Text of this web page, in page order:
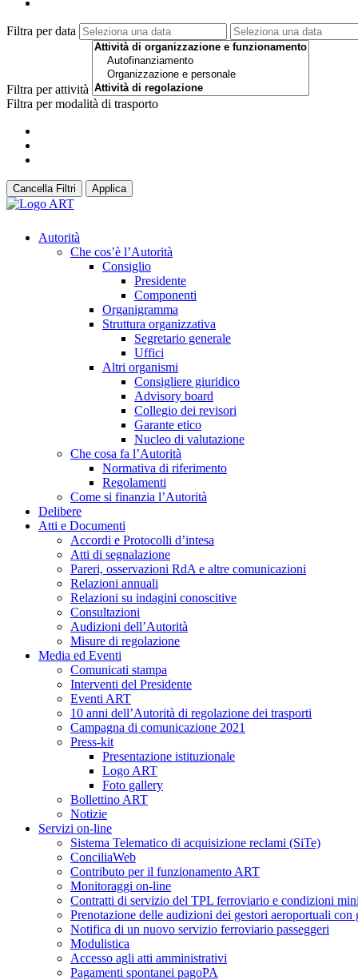
Filtra per data
Filtra per attività
Filtra per modalità di trasporto
Cancella Filtri Applica
Autorità
Che cos’è l’Autorità
Consiglio
Presidente
Componenti
Organigramma
Struttura organizzativa
Segretario generale
Uffici
Altri organismi
Consigliere giuridico
Advisory board
Collegio dei revisori
Garante etico
Nucleo di valutazione
Che cosa fa l’Autorità
Normativa di riferimento
Regolamenti
Come si finanzia l’Autorità
Delibere
Atti e Documenti
Accordi e Protocolli d’intesa
Atti di segnalazione
Pareri, osservazioni RdA e altre comunicazioni
Relazioni annuali
Relazioni su indagini conoscitive
Consultazioni
Audizioni dell’Autorità
Misure di regolazione
Media ed Eventi
Comunicati stampa
Interventi del Presidente
Eventi ART
10 anni dell’Autorità di regolazione dei trasporti
Campagna di comunicazione 2021
Press-kit
Presentazione istituzionale
Logo ART
Foto gallery
Bollettino ART
Notizie
Servizi on-line
Sistema Telematico di acquisizione reclami (SiTe)
ConciliaWeb
Contributo per il funzionamento ART
Monitoraggi on-line
Contratti di servizio del TPL ferroviario e condizioni
Prenotazione delle audizioni dei gestori aeroportuali con
Notifica di un nuovo servizio ferroviario passeggeri
Modulistica
Accesso agli atti amministrativi
Pagamenti spontanei pagoPA